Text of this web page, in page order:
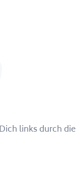
links durch die